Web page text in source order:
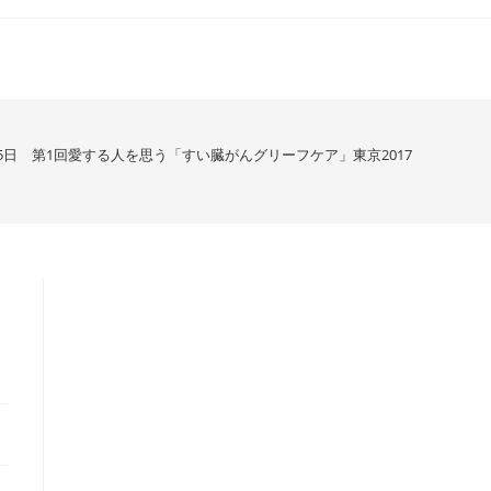
日 第1回愛する人を思う「すい臓がんグリーフケア」東京2017